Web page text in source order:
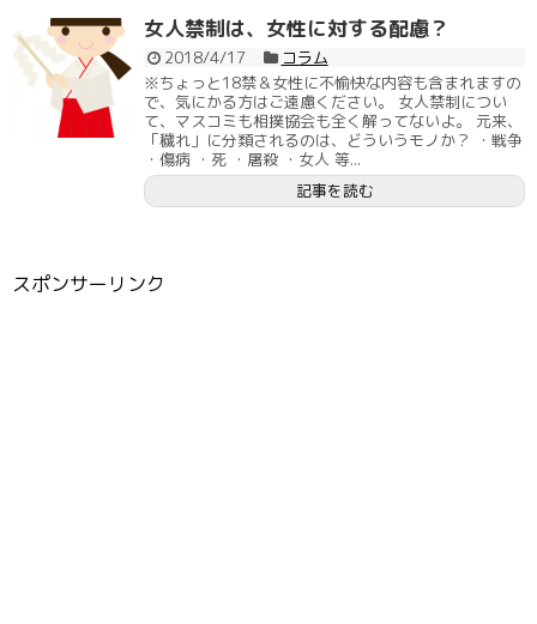
女人禁制は、女性に対する配慮？
2018/4/17
コラム
※ちょっと18禁＆女性に不愉快な内容も含まれますの
で、気にかる方はご遠慮ください。 女人禁制につい
て、マスコミも相撲協会も全く解ってないよ。 元来、
「穢れ」に分類されるのは、どういうモノか？ ・戦争
・傷病 ・死 ・屠殺 ・女人 等...
記事を読む
スポンサーリンク